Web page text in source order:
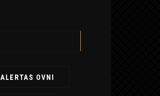
ALERTAS OVNI